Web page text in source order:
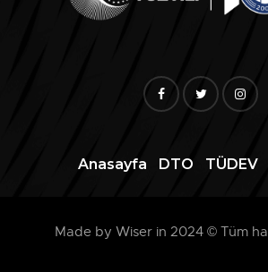
Anasayfa DTO TÜDEV
Made by Wiser in 2024 © Tüm